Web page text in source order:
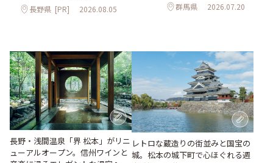
長野県 [PR] 2026.08.05 群馬県 2026.07.20
長野・浅間温泉「界 松本」がリニ
ューアルオープン。信州ワインと
レトロな蔵造りの街並みと国宝の
城。松本の城下町で心ほぐれる週